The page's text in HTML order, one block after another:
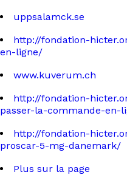
uppsalamck.se
http://fondation-
en-ligne/
www.kuverum.ch
http://fondation-
passer-la-commande-en-
http://fondation-
proscar-5-mg-danemark/
Plus sur la page